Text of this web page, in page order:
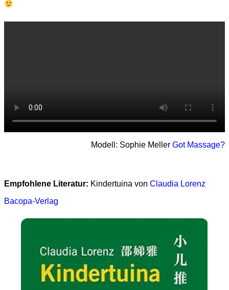
Modell: Sophie Meller Got Massage?
Empfohlene Literatur: Kindertuina von Claudia Lorenz
Bacopa-Verlag